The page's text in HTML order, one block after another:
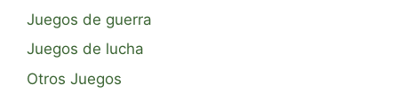
Juegos de guerra
Juegos de lucha
Otros Juegos